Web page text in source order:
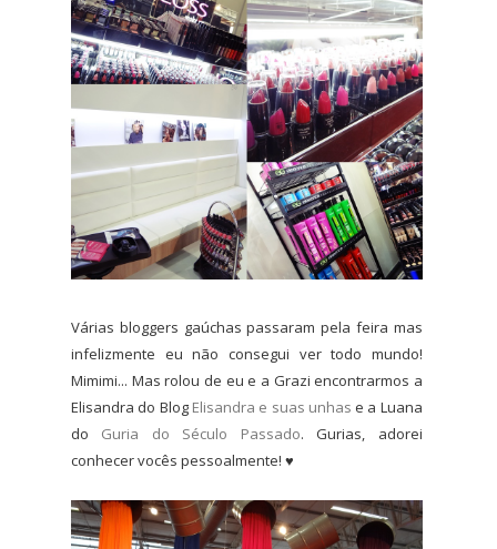
Várias bloggers gaúchas passaram pela feira mas
infelizmente eu não consegui ver todo mundo!
Mimimi... Mas rolou de eu e a Grazi encontrarmos a
Elisandra do Blog Elisandra e suas unhas e a Luana
do Guria do Século Passado. Gurias, adorei
conhecer vocês pessoalmente! ♥